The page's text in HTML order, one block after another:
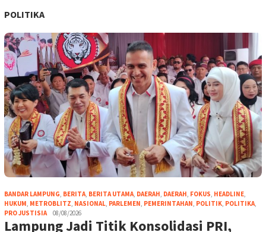
POLITIKA
BANDAR LAMPUNG, BERITA, BERITA UTAMA, DAERAH, DAERAH, FOKUS, HEADLINE,
HUKUM, METROBLITZ, NASIONAL, PARLEMEN, PEMERINTAHAN, POLITIK, POLITIKA,
PRO JUSTISIA
08/08/2026
Lampung Jadi Titik Konsolidasi PRI,